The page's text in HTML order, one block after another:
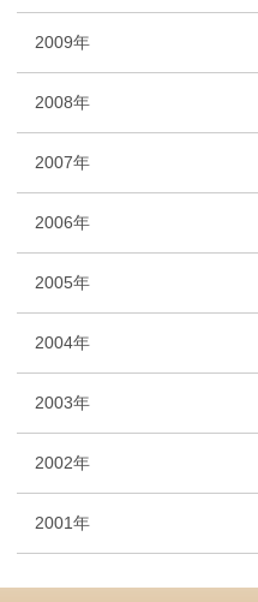
2009年
2008年
2007年
2006年
2005年
2004年
2003年
2002年
2001年